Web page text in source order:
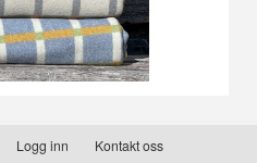
Logg inn Kontakt oss